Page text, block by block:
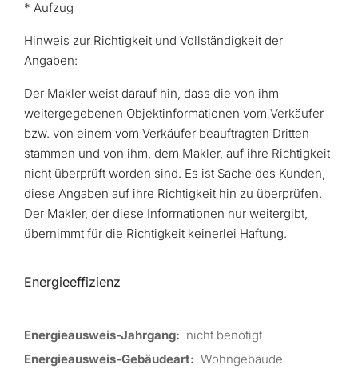
* Aufzug
Hinweis zur Richtigkeit und Vollständigkeit der
Angaben:
Der Makler weist darauf hin, dass die von ihm
weitergegebenen Objektinformationen vom Verkäufer
bzw. von einem vom Verkäufer beauftragten Dritten
stammen und von ihm, dem Makler, auf ihre Richtigkeit
nicht überprüft worden sind. Es ist Sache des Kunden,
diese Angaben auf ihre Richtigkeit hin zu überprüfen.
Der Makler, der diese Informationen nur weitergibt,
übernimmt für die Richtigkeit keinerlei Haftung.
Energieeffizienz
Energieausweis-Jahrgang: nicht benötigt
Energieausweis-Gebäudeart: Wohngebäude